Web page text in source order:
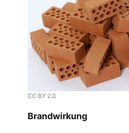
CC BY 2.0
Brandwirkung